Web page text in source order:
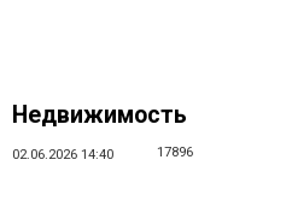
Недвижимость
02.06.2026 14:40 17896